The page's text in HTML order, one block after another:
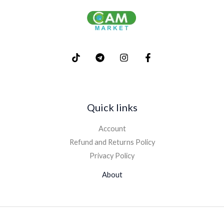
Quick links
Account
Refund and Returns Policy
Privacy Policy
About